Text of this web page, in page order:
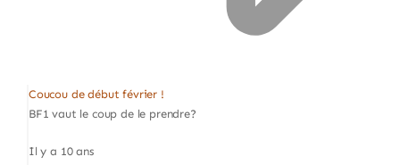
Coucou de début février !
BF1 vaut le coup de le prendre?
Il y a 10 ans